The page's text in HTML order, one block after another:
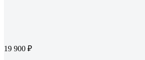
19 900 ₽